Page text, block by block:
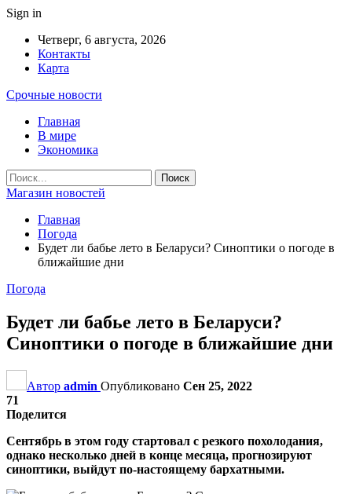
Sign in
Четверг, 6 августа, 2026
Контакты
Карта
Срочные новости
Главная
В мире
Экономика
Магазин новостей
Главная
Погода
Будет ли бабье лето в Беларуси? Синоптики о погоде в
ближайшие дни
Погода
Будет ли бабье лето в Беларуси?
Синоптики о погоде в ближайшие дни
Автор admin Опубликовано Сен 25, 2022
71
Поделится
Сентябрь в этом году стартовал с резкого похолодания,
однако несколько дней в конце месяца, прогнозируют
синоптики, выйдут по-настоящему бархатными.